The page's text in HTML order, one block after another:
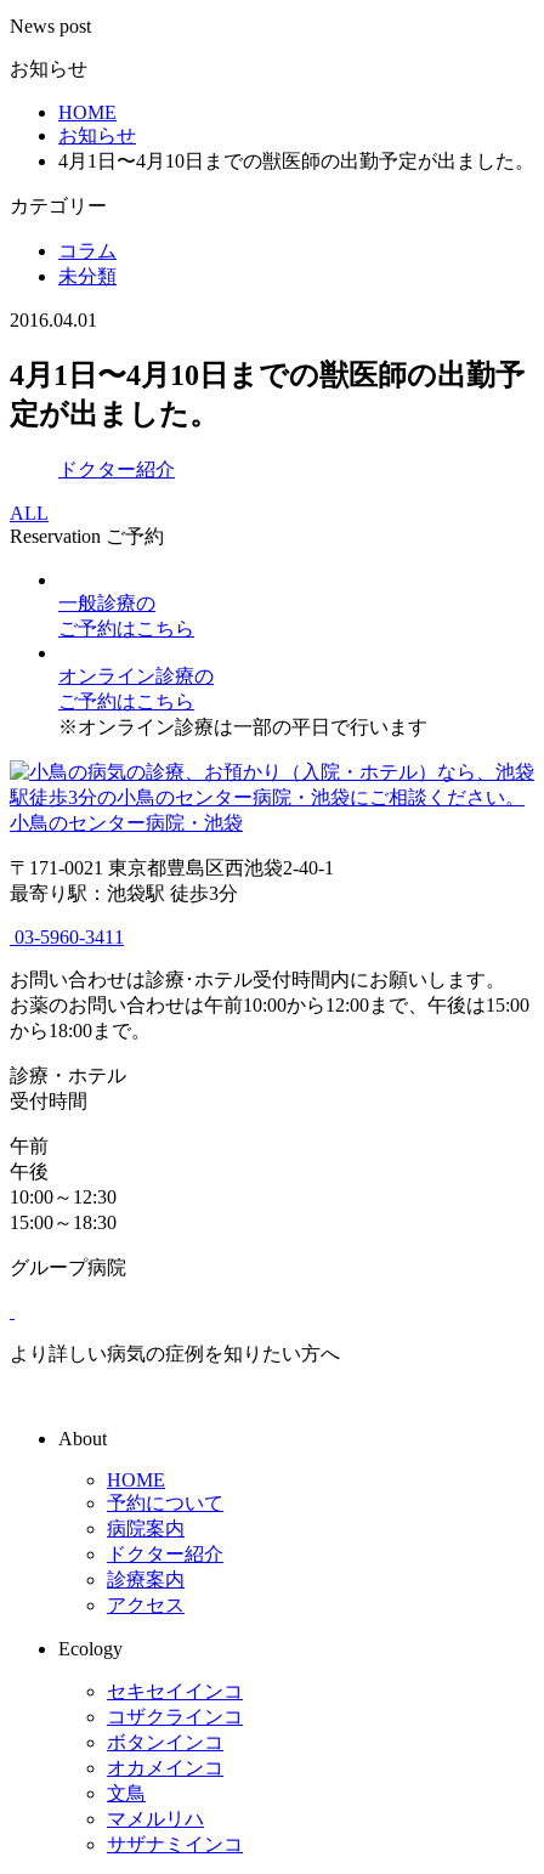
News post
お知らせ
HOME
お知らせ
4月1日〜4月10日までの獣医師の出勤予定が出ました。
カテゴリー
コラム
未分類
2016.04.01
4月1日〜4月10日までの獣医師の出勤予
定が出ました。
ドクター紹介
ALL
Reservation ご予約
一般診療の
ご予約はこちら
オンライン診療の
ご予約はこちら
※オンライン診療は一部の平日で行います
小鳥のセンター病院・池袋
〒171-0021 東京都豊島区西池袋2-40-1
最寄り駅：池袋駅 徒歩3分
03-5960-3411
お問い合わせは診療･ホテル受付時間内にお願いします。
お薬のお問い合わせは午前10:00から12:00まで、午後は15:00
から18:00まで。
診療・ホテル
受付時間
午前
午後
10:00～12:30
15:00～18:30
グループ病院
より詳しい病気の症例を知りたい方へ
About
HOME
予約について
病院案内
ドクター紹介
診療案内
アクセス
Ecology
セキセイインコ
コザクラインコ
ボタンインコ
オカメインコ
文鳥
マメルリハ
サザナミインコ